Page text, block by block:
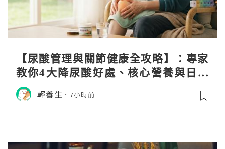
【尿酸管理與關節健康全攻略】：專家
教你4大降尿酸好處、核心營養與日常
飲食調理秘訣
輕養生 7小時前